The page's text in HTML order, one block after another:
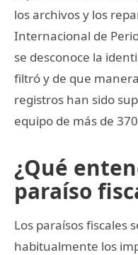
los archivos y los
Internacional de
se desconoce la
filtró y de que
registros han sido
equipo de más de
¿Qué
paraíso
Los paraísos fiscales
habitualmente los